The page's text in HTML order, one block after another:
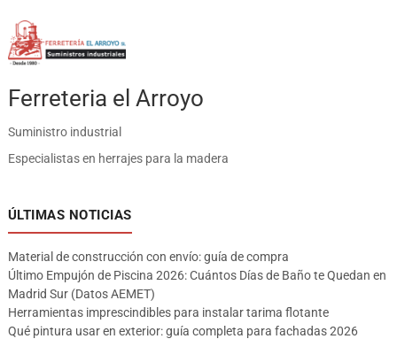
Ferreteria el Arroyo
Suministro industrial
Especialistas en herrajes para la madera
ÚLTIMAS NOTICIAS
Material de construcción con envío: guía de compra
Último Empujón de Piscina 2026: Cuántos Días de Baño te Quedan en
Madrid Sur (Datos AEMET)
Herramientas imprescindibles para instalar tarima flotante
Qué pintura usar en exterior: guía completa para fachadas 2026